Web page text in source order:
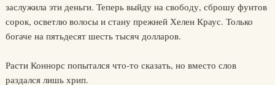
заслужила эти деньги. Теперь выйду на свободу, сброшу фунтов
сорок, осветлю волосы и стану прежней Хелен Краус. Только
богаче на пятьдесят шесть тысяч долларов.
Расти Коннорс попытался что-то сказать, но вместо слов
раздался лишь хрип.